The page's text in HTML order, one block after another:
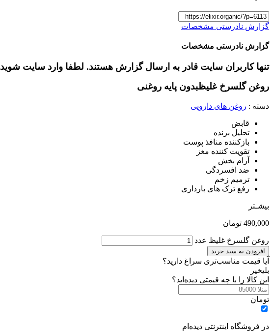
گزارش نادرستی مشخصات
گزارش نادرستی مشخصات
تنها کاربران سایت قادر به ارسال گزارش هستند. لطفا وارد سایت شوید
روغن گلسرخ غلیظبدون پایه روغنی
دسته : روغن های دارویی
قابض
تحلیل برنده
بازکننده منافذ پوست
تقویت کننده مغز
آرام بخش
ضد افسردگی
ترمیم زخم
رفع ترک های بارداری
بیشـتر
490,000 تومان
روغن گلسرخ غلیظ عدد
افزودن به سبد خرید
آیا قیمت مناسب‌تری سراغ دارید؟
بلیخیر
این کالا را با چه قیمتی دیده‌اید؟
تومان
در فروشگاه اینترنتی دیده‌ام